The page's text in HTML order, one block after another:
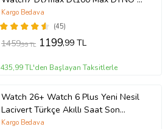
Gps Özellikli Nfc Aktif Smartwatch
2022 Yeni Akıllı Ip68 Su Geçirmez
Akıllı Saat (Gümüş)
(45)
Kargo Bedava
1459,99 TL 1199,99 TL
435,99 TL'den Başlayan Taksitlerle
Watch 26+ Watch 6 Plus Yeni Nesil
Lacivert Türkçe Akıllı Saat Son
Sürüm Yan Tuş Aktif
Kargo Bedava